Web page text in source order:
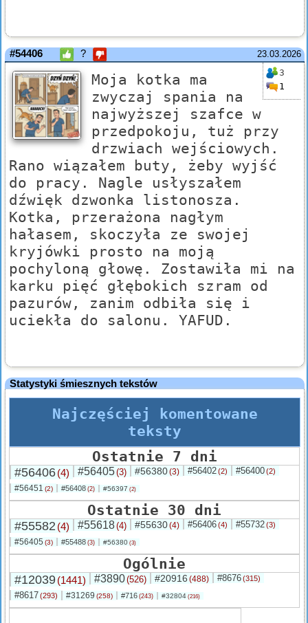
23.03.2026
#54406 ?
3
1
Moja kotka ma
zwyczaj spania na
najwyższej szafce w
przedpokoju, tuż przy
drzwiach wejściowych.
Rano wiązałem buty, żeby wyjść
do pracy. Nagle usłyszałem
dźwięk dzwonka listonosza.
Kotka, przerażona nagłym
hałasem, skoczyła ze swojej
kryjówki prosto na moją
pochyloną głowę. Zostawiła mi na
karku pięć głębokich szram od
pazurów, zanim odbiła się i
uciekła do salonu. YAFUD.
Statystyki śmiesznych tekstów
Najczęściej komentowane
teksty
Ostatnie 7 dni
#56406(4) #56405(3) #56380(3) #56402(2) #56400(2)
#56451 (2) #56408 (2) #56397 (2)
Ostatnie 30 dni
#55582 (4) #55618(4) #55630(4) #56406(4) #55732(3)
#56405 (3) #55488 (3) #56380 (3)
Ogólnie
#12039(1441) #3890(526) #20916 (488) #8676(315)
#8617(293) #31269 (258) #716 (243) #32804 (216)